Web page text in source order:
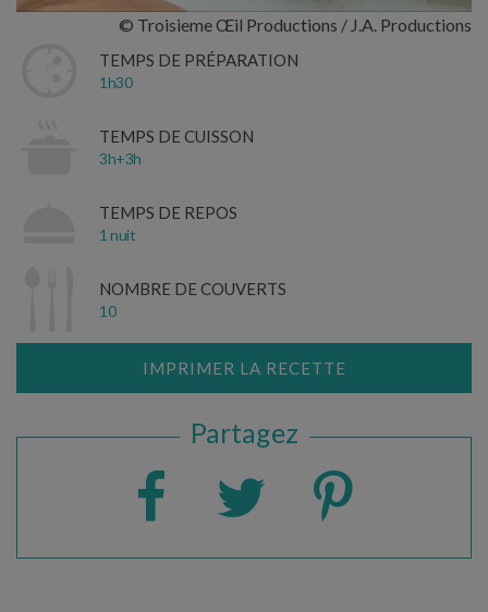
© Troisieme Œil Productions / J.A. Productions
TEMPS DE PRÉPARATION
1h30
TEMPS DE CUISSON
3h+3h
TEMPS DE REPOS
1 nuit
NOMBRE DE COUVERTS
10
IMPRIMER LA RECETTE
Partagez